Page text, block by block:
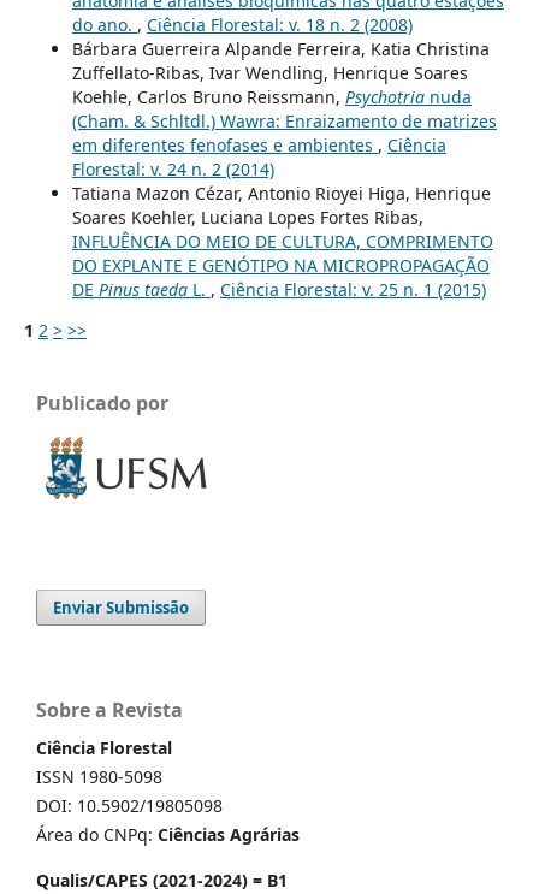
do ano. , Ciência Florestal: v. 18 n. 2 (2008)
Bárbara Guerreira Alpande Ferreira, Katia Christina
Zuffellato-Ribas, Ivar Wendling, Henrique Soares
Koehle, Carlos Bruno Reissmann, Psychotrianuda
(Cham. & Schltdl.) Wawra: Enraizamento de matrizes
em diferentes fenofases e ambientes , Ciência
Florestal: v. 24 n. 2 (2014)
Tatiana Mazon Cézar, Antonio Rioyei Higa, Henrique
Soares Koehler, Luciana Lopes Fortes Ribas,
INFLUÊNCIA DO MEIO DE CULTURA, COMPRIMENTO
DO EXPLANTE E GENÓTIPO NA MICROPROPAGAÇÃO
DE Pinus taedaL. , Ciência Florestal: v. 25 n. 1 (2015)
1 2 > >>
Publicado por
Enviar Submissão
Sobre a Revista
Ciência Florestal
ISSN 1980-5098
DOI: 10.5902/19805098
Área do CNPq: Ciências Agrárias
Qualis/CAPES (2021-2024) = B1